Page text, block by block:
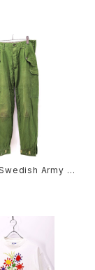
Army M
Pants Si
古着